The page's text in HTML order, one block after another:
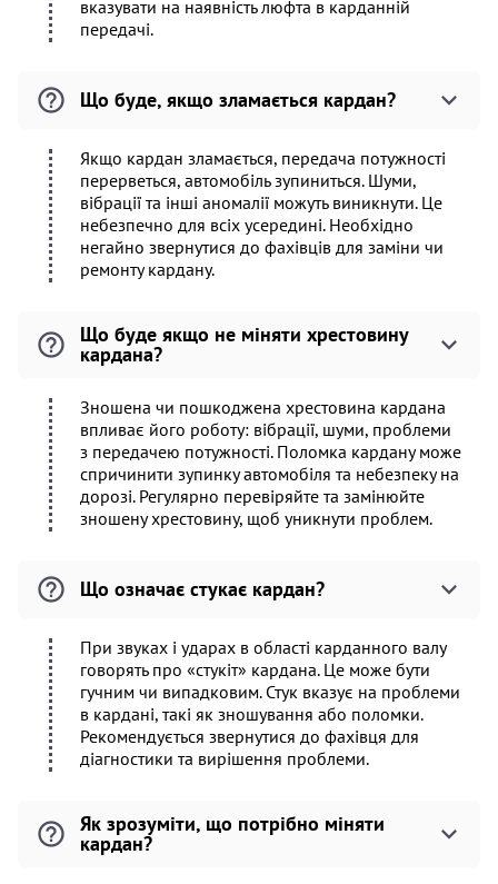
вказувати на наявність люфта в карданній
передачі.
Що буде, якщо зламається кардан?
Якщо кардан зламається, передача потужності
перерветься, автомобіль зупиниться. Шуми,
вібрації та інші аномалії можуть виникнути. Це
небезпечно для всіх усередині. Необхідно
негайно звернутися до фахівців для заміни чи
ремонту кардану.
Що буде якщо не міняти хрестовину
кардана?
Зношена чи пошкоджена хрестовина кардана
впливає його роботу: вібрації, шуми, проблеми
з передачею потужності. Поломка кардану може
спричинити зупинку автомобіля та небезпеку на
дорозі. Регулярно перевіряйте та замінюйте
зношену хрестовину, щоб уникнути проблем.
Що означає стукає кардан?
При звуках і ударах в області карданного валу
говорять про «стукіт» кардана. Це може бути
гучним чи випадковим. Стук вказує на проблеми
в кардані, такі як зношування або поломки.
Рекомендується звернутися до фахівця для
діагностики та вирішення проблеми.
Як зрозуміти, що потрібно міняти
кардан?